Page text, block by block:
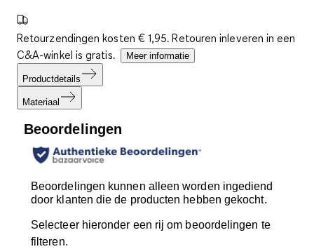
Retourzendingen kosten € 1,95. Retouren inleveren in een
C&A-winkel is gratis.
Meer informatie
Productdetails
Materiaal
Beoordelingen
Beoordelingen kunnen alleen worden ingediend
door klanten die de producten hebben gekocht.
Selecteer hieronder een rij om beoordelingen te
filteren.